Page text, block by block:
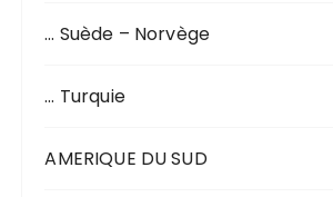
… Suède – Norvège
… Turquie
AMERIQUE DU SUD